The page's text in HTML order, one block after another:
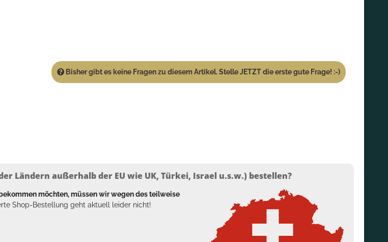
Bisher gibt es keine Fragen zu diesem Artikel. Stelle JETZT die erste gute Frage! :-)
Ländern außerhalb der EU wie UK, Türkei, Israel u.s.w.) bestellen?
möchten, müssen wir wegen des teilweise
Shop-Bestellung geht aktuell leider nicht!